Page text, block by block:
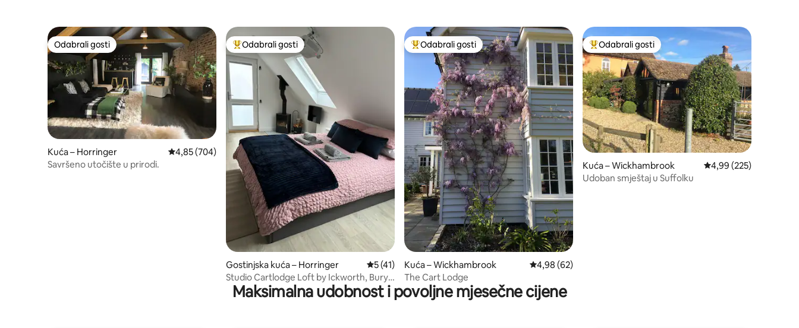
Odabrali gosti
Odabrali gosti
Kuća – Horringer Prosječna ocjena: 4,85/5, recenzija: 704
4,85 (704)
Savršeno utočište u prirodi.
Među najviše rangiranima s oznakom „Odabrali gosti”
Odabrali gosti
Gostinjska kuća – Horringer Prosječna ocjena: 5/5, recenzija: 41
5 (41)
Studio Cartlodge Loft by Ickworth, Bury
St Edmunds
Među najviše rangiranima s oznakom „Odabrali gosti”
Odabrali gosti
Kuća – Wickhambrook Prosječna ocjena: 4,98/5, recenzija: 62
4,98 (62)
The Cart Lodge
Među najviše rangiranima s oznakom „Odabrali gosti”
Odabrali gosti
Kuća – Wickhambrook Prosječna ocjena:
4,99 (225)
Udoban smještaj u Suffolku
Maksimalna udobnost i povoljne mjesečne cijene